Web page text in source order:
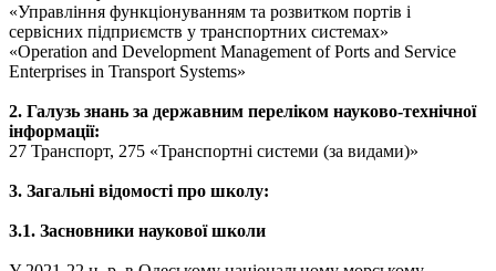
«Управління функціонуванням та розвитком портів і
сервісних підприємств у транспортних системах»
«Operation and Development Management of Ports and Service
Enterprises in Transport Systems»
2. Галузь знань за державним переліком науково-технічної
інформації:
27 Транспорт, 275 «Транспортні системи (за видами)»
3. Загальні відомості про школу:
3.1. Засновники наукової школи